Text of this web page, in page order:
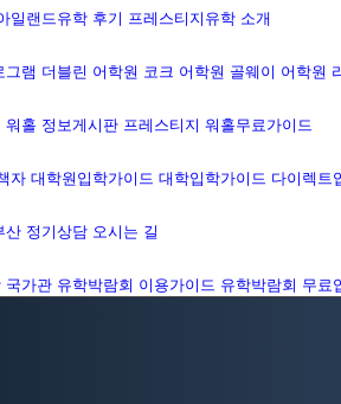
일랜드유학 후기 프레스티지유학 소개
그램 더블린 어학원 코크 어학원 골웨이 어학원
워홀 정보게시판 프레스티지 워홀무료가이드
자 대학원입학가이드 대학입학가이드 다이렉트
산 정기상담 오시는 길
국가관 유학박람회 이용가이드 유학박람회 무료